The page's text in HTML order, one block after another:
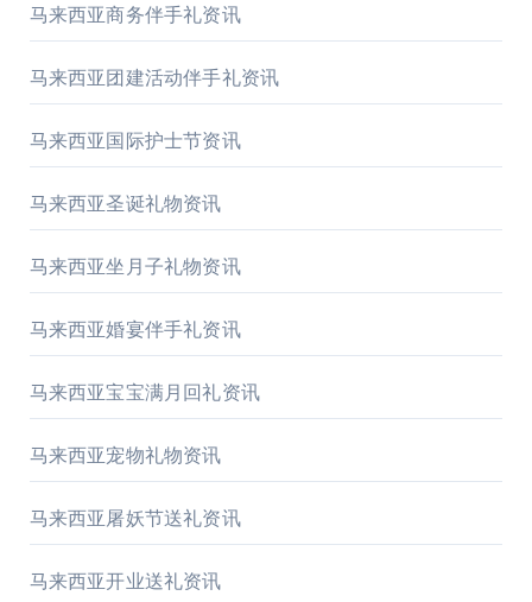
马来西亚商务伴手礼资讯
马来西亚团建活动伴手礼资讯
马来西亚国际护士节资讯
马来西亚圣诞礼物资讯
马来西亚坐月子礼物资讯
马来西亚婚宴伴手礼资讯
马来西亚宝宝满月回礼资讯
马来西亚宠物礼物资讯
马来西亚屠妖节送礼资讯
马来西亚开业送礼资讯